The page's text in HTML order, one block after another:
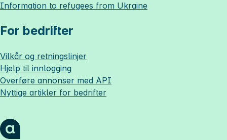
Information to refugees from Ukraine
For bedrifter
Vilkår og retningslinjer
Hjelp til innlogging
Overføre annonser med API
Nyttige artikler for bedrifter